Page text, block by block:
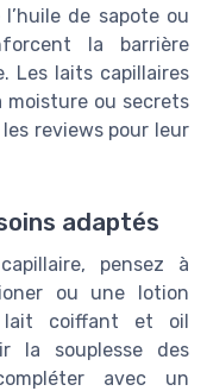
de sapote ou
la barrière
Les laits capillaires
moisture ou secrets
reviews pour leur
adaptés
pensez à
ou une lotion
lait coiffant et oil
la souplesse des
avec un